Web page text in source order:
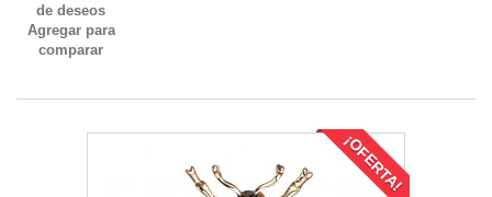
de deseos
Agregar para
comparar
¡OFERTA!